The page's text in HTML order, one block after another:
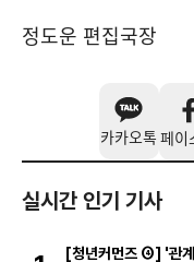
정도운 편집국장
카카오톡 페이
실시간 인기 기사
[청년커먼즈 ④] '관계